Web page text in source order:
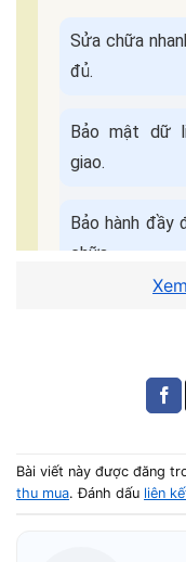
Sửa chữa
đủ.
Bảo mật dữ
giao.
Bảo hành đầy
chữa.
Quy
Bài viết này được đăng
thu mua. Đánh dấu liên